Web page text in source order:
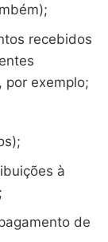
recebidos
por exemplo;
à
de